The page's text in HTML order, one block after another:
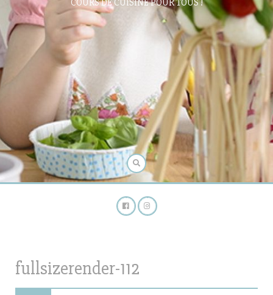
COURS DE CUISINE POUR TOUS !
fullsizerender-112